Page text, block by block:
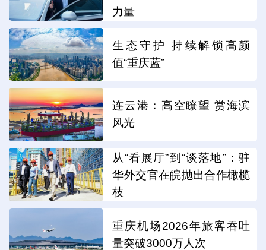
力量
生态守护 持续解锁高颜
值“重庆蓝”
连云港：高空瞭望 赏海滨
风光
从“看展厅”到“谈落地”：驻
华外交官在皖抛出合作橄榄
枝
重庆机场2026年旅客吞吐
量突破3000万人次